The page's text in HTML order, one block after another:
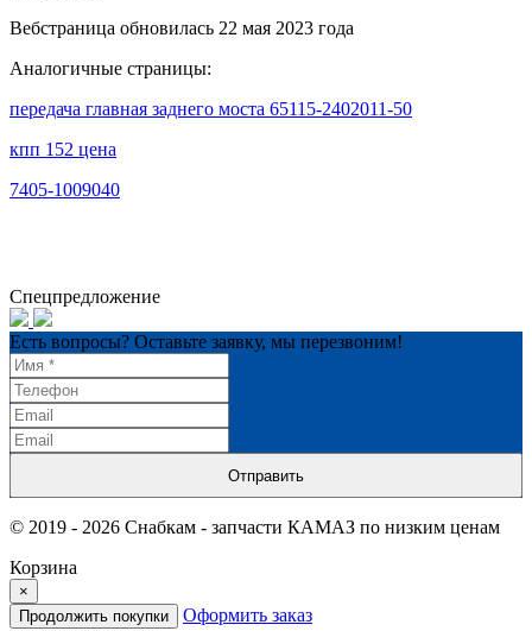
Вебстраница обновилась 22 мая 2023 года
Аналогичные страницы:
передача главная заднего моста 65115-2402011-50
кпп 152 цена
7405-1009040
Спецпредложение
Есть вопросы? Оставьте заявку, мы перезвоним!
Отправить
© 2019 - 2026 Снабкам - запчасти КАМАЗ по низким ценам
Корзина
×
Продолжить покупки
Оформить заказ